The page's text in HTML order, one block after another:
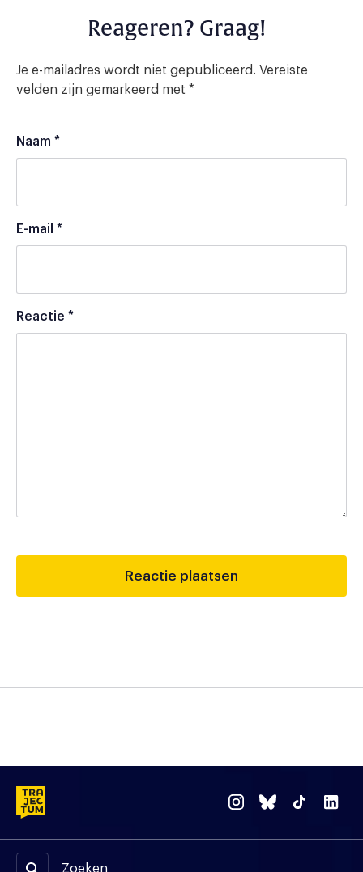
Reageren? Graag!
Je e-mailadres wordt niet gepubliceerd. Vereiste
velden zijn gemarkeerd met *
Naam *
E-mail *
Reactie *
Zoeken